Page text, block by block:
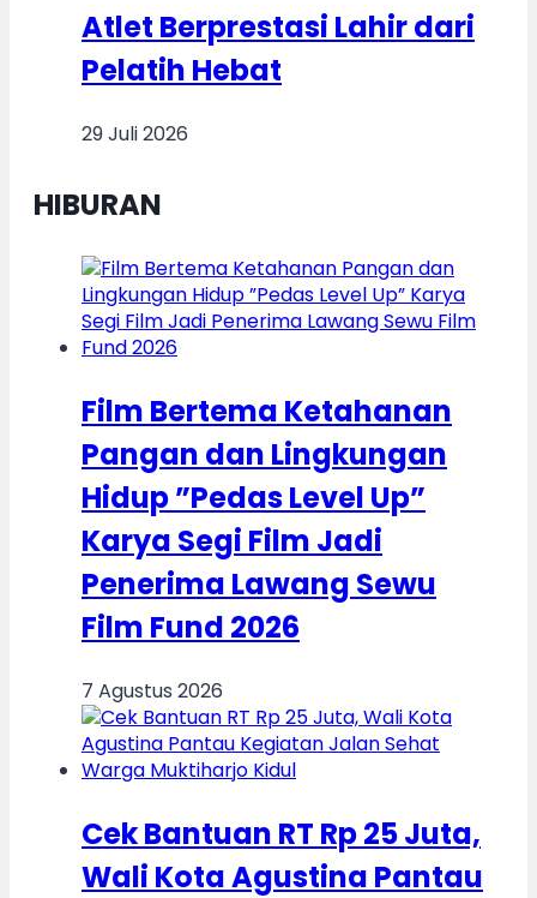
Atlet Berprestasi Lahir dari
Pelatih Hebat
29 Juli 2026
HIBURAN
Film Bertema Ketahanan
Pangan dan Lingkungan
Hidup ”Pedas Level Up”
Karya Segi Film Jadi
Penerima Lawang Sewu
Film Fund 2026
7 Agustus 2026
Cek Bantuan RT Rp 25 Juta,
Wali Kota Agustina Pantau